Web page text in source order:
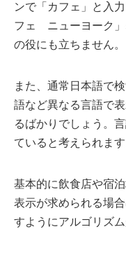
ンで「カフェ」と入
フェ ニューヨーク」
の役にも立ちません。
また、通常日本語で
語など異なる言語で
るばかりでしょう。
ていると考えられます
基本的に飲食店や宿
表示が求められる場
すようにアルゴリズ